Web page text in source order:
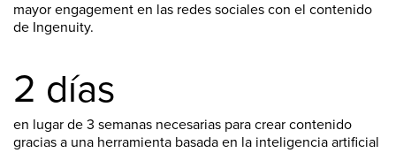
mayor engagement en las redes sociales con el contenido
de Ingenuity.
2 días
en lugar de 3 semanas necesarias para crear contenido
gracias a una herramienta basada en la inteligencia artificial